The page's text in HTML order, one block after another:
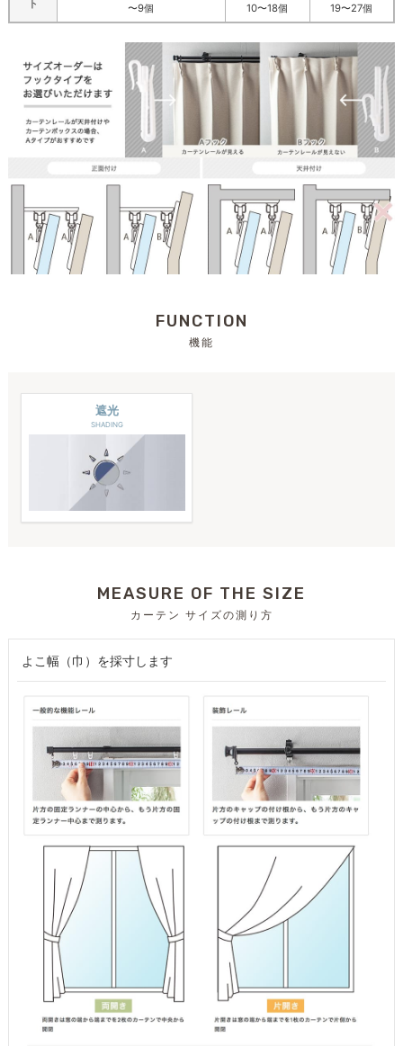
ト
〜9個 10〜18個 19〜27個
FUNCTION
機能
遮光
SHADING
MEASURE OF THE SIZE
カーテン サイズの測り方
よこ幅（巾）を採寸します